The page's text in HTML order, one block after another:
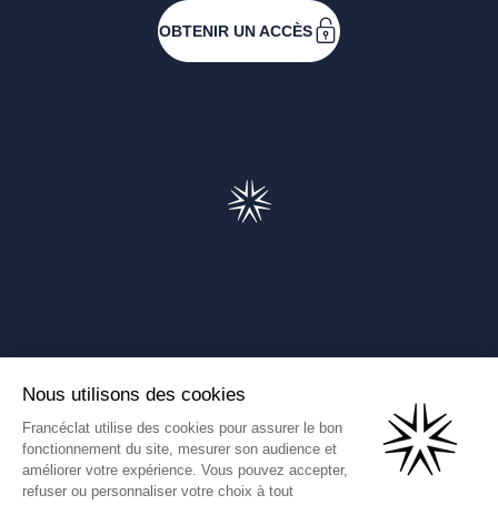
OBTENIR UN ACCÈS
Présentation de Francéclat
Comprendre la taxe HBJOAT
Journalistes
Francéclat International (Ce lien s'ouvre dans un